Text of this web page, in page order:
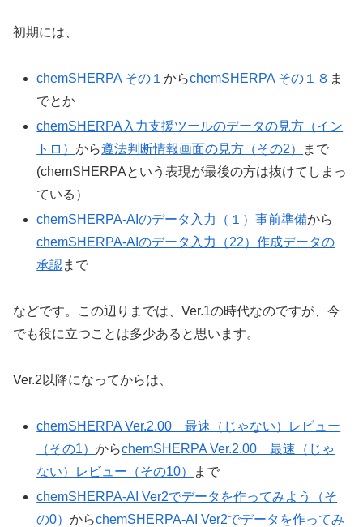
初期には、
chemSHERPA その１からchemSHERPA その１８ ま
でとか
chemSHERPA入力支援ツールのデータの見方（イン
トロ）から遵法判断情報画面の見方（その2）
まで
(chemSHERPAという表現が最後の方は抜けてしまっ
ている）
chemSHERPA-AIのデータ入力（１）事前準備から
chemSHERPA-AIのデータ入力（22）作成データの
承認まで
などです。この辺りまでは、Ver.1の時代なのですが、今
でも役に立つことは多少あると思います。
Ver.2以降になってからは、
chemSHERPA Ver.2.00 最速（じゃない）レビュー
（その1）からchemSHERPA Ver.2.00 最速（じゃ
ない）レビュー（その10）
まで
chemSHERPA-AI Ver2でデータを作ってみよう（そ
の0）からchemSHERPA-AI Ver2でデータを作ってみ